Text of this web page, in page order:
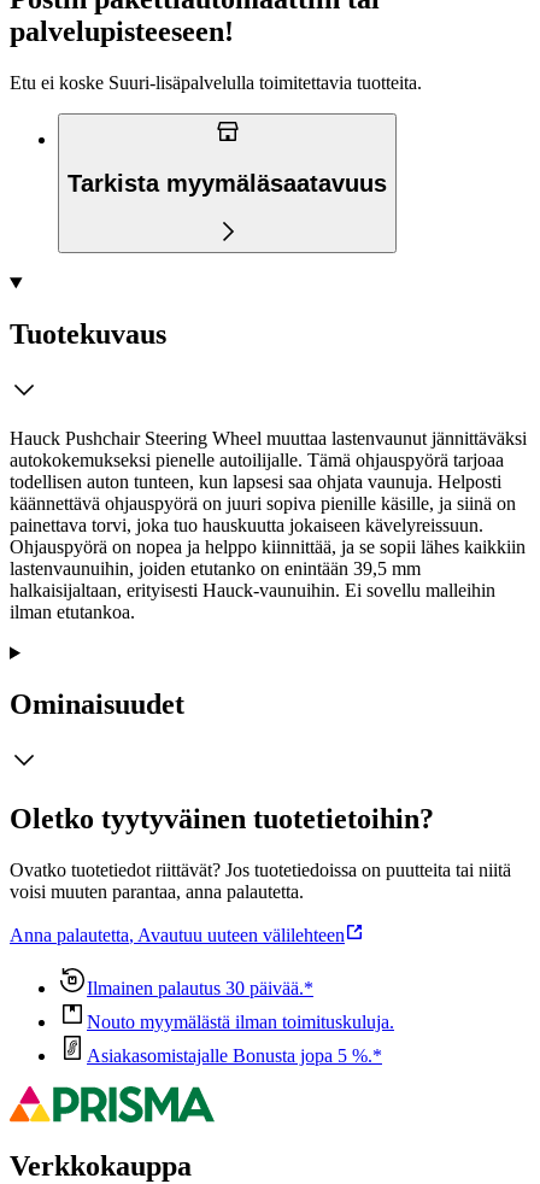
palvelupisteeseen!
Etu ei koske Suuri‑lisäpalvelulla toimitettavia tuotteita.
Tarkista myymäläsaatavuus
Tuotekuvaus
Hauck Pushchair Steering Wheel muuttaa lastenvaunut jännittäväksi
autokokemukseksi pienelle autoilijalle. Tämä ohjauspyörä tarjoaa
todellisen auton tunteen, kun lapsesi saa ohjata vaunuja. Helposti
käännettävä ohjauspyörä on juuri sopiva pienille käsille, ja siinä on
painettava torvi, joka tuo hauskuutta jokaiseen kävelyreissuun.
Ohjauspyörä on nopea ja helppo kiinnittää, ja se sopii lähes kaikkiin
lastenvaunuihin, joiden etutanko on enintään 39,5 mm
halkaisijaltaan, erityisesti Hauck-vaunuihin. Ei sovellu malleihin
ilman etutankoa.
Ominaisuudet
Oletko tyytyväinen tuotetietoihin?
Ovatko tuotetiedot riittävät? Jos tuotetiedoissa on puutteita tai niitä
voisi muuten parantaa, anna palautetta.
Anna palautetta, Avautuu uuteen välilehteen
Ilmainen palautus 30 päivää.*
Nouto myymälästä ilman toimituskuluja.
Asiakasomistajalle Bonusta jopa 5 %.*
Verkkokauppa